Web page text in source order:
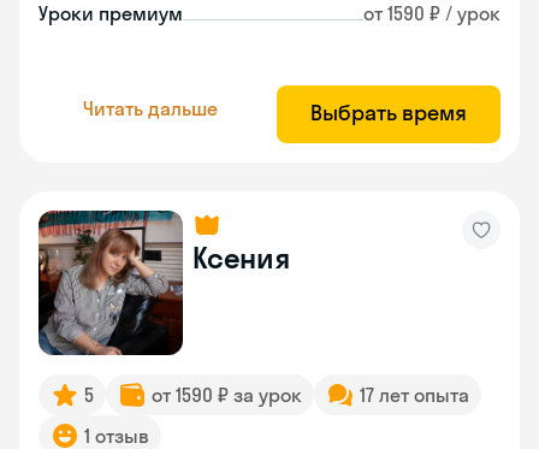
Уроки премиум от 1590 ₽ / урок
Читать дальше Выбрать время
Ксения
5 от 1590 ₽ за урок
17 лет опыта
1 отзыв